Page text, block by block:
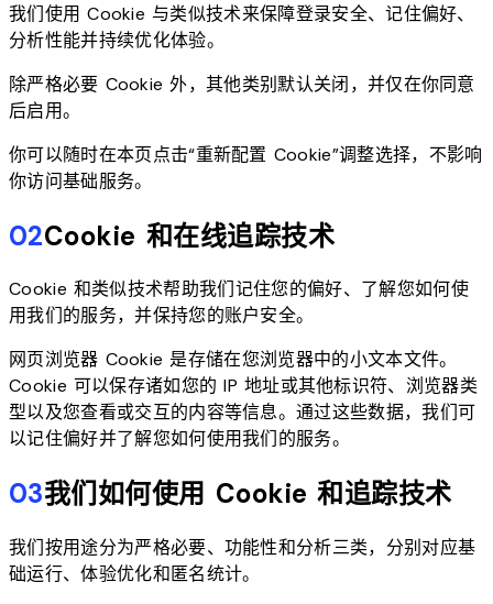
我们使用 Cookie 与类似技术来保障登录安全、记住偏好、
分析性能并持续优化体验。
除严格必要 Cookie 外，其他类别默认关闭，并仅在你同意
后启用。
你可以随时在本页点击“重新配置 Cookie”调整选择，不影响
你访问基础服务。
02Cookie 和在线追踪技术
Cookie 和类似技术帮助我们记住您的偏好、了解您如何使
用我们的服务，并保持您的账户安全。
网页浏览器 Cookie 是存储在您浏览器中的小文本文件。
Cookie 可以保存诸如您的 IP 地址或其他标识符、浏览器类
型以及您查看或交互的内容等信息。通过这些数据，我们可
以记住偏好并了解您如何使用我们的服务。
03我们如何使用 Cookie 和追踪技术
我们按用途分为严格必要、功能性和分析三类，分别对应基
础运行、体验优化和匿名统计。